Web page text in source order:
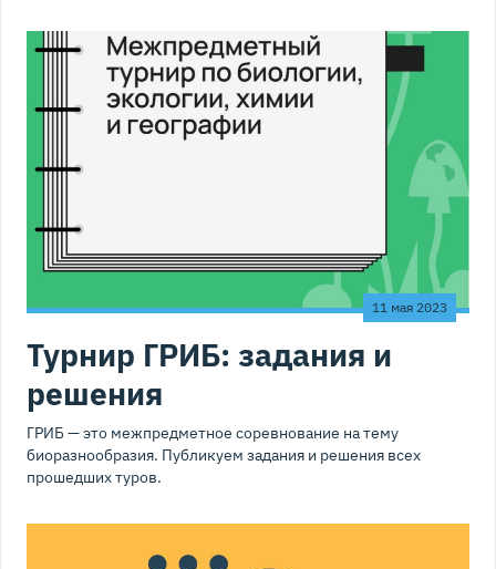
11 мая 2023
Турнир ГРИБ: задания и
решения
ГРИБ — это межпредметное соревнование на тему
биоразнообразия. Публикуем задания и решения всех
прошедших туров.